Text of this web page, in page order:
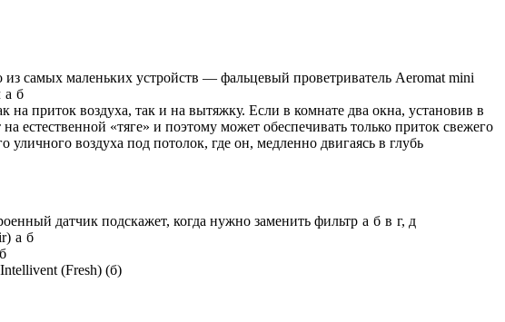
самых маленьких устройств — фальцевый проветриватель Aeromat mini
а б
приток воздуха, так и на вытяжку. Если в комнате два окна, установив в
«тяге» и поэтому может обеспечивать только приток свежего
воздуха под потолок, где он, медленно двигаясь в глубь
датчик подскажет, когда нужно заменить фильтр а б в г, д
а б
б
(Fresh) (б)